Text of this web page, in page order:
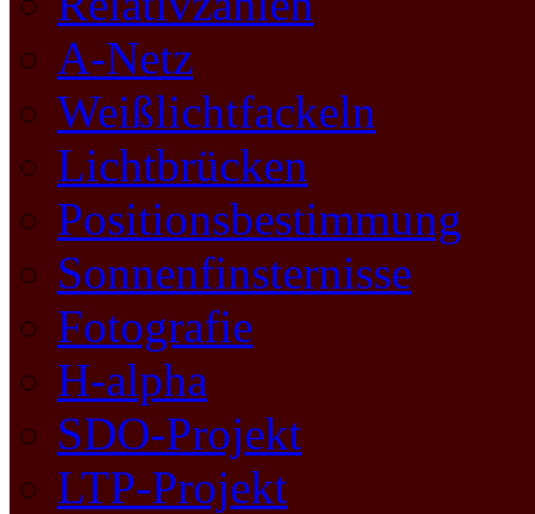
A-Netz
Weißlichtfackeln
Lichtbrücken
Positionsbestimmung
Sonnenfinsternisse
Fotografie
H-alpha
SDO-Projekt
LTP-Projekt